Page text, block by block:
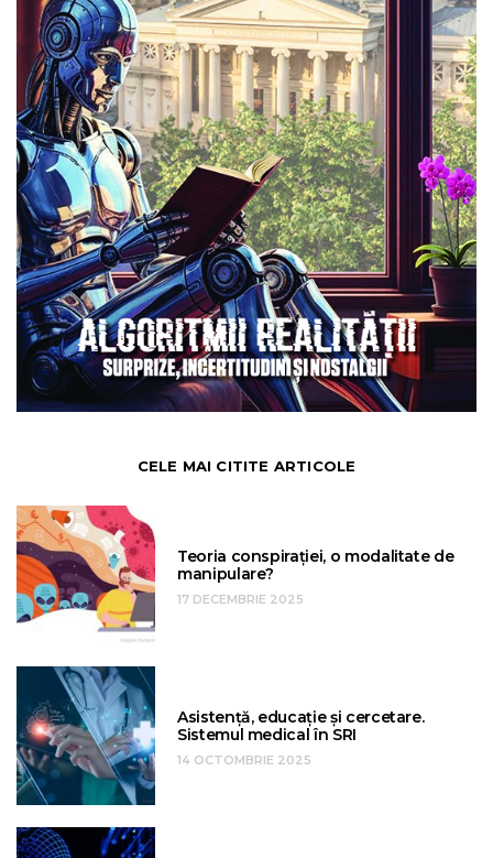
CELE MAI CITITE ARTICOLE
Teoria conspirației, o modalitate de
manipulare?
17 DECEMBRIE 2025
Asistență, educație și cercetare.
Sistemul medical în SRI
14 OCTOMBRIE 2025